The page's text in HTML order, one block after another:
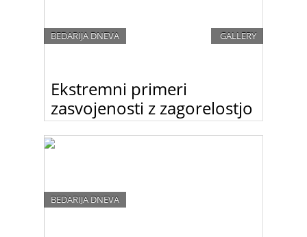
Ekstremni primeri
zasvojenosti z zagorelostjo
BEDARIJA DNEVA
ideale. Nekaterim je všeč porcelanasta polt, drugi
pa naravnost obožujejo zapečeno, oranžno barvo
GALLERY
BEDARIJA DNEVA